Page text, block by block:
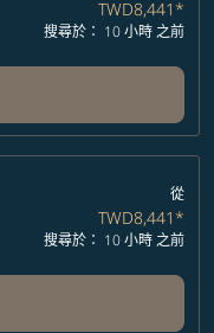
TWD8,441*
搜尋於： 10 小時 之前
從
TWD8,441*
搜尋於： 10 小時 之前